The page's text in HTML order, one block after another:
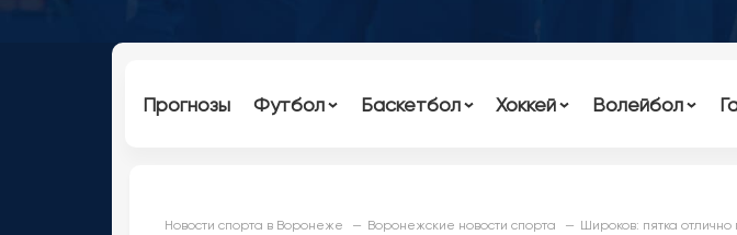
Прогнозы Футбол Баскетбол Хоккей Волейбол
Новости спорта в Воронеже Воронежские новости спорта Широков: пятка